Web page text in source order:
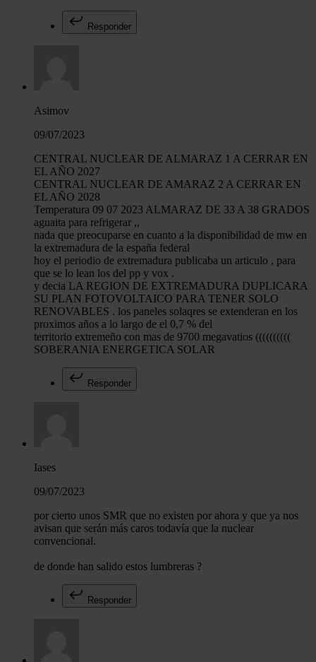
Responder
Asimov
09/07/2023
CENTRAL NUCLEAR DE ALMARAZ 1 A CERRAR EN
EL AÑO 2027
CENTRAL NUCLEAR DE AMARAZ 2 A CERRAR EN
EL AÑO 2028
Temperatura 09 07 2023 ALMARAZ DE 33 A 38 GRADOS
aguaita para refrigerar ,,
nada que preocuparse en cuanto a la disponibilidad de mw en
la extremadura de la españa federal
hoy el periodio de extremadura publicaba un articulo , para
que se lo lean los del pp y vox .
y decia LA REGION DE EXTREMADURA DUPLICARA
SU PLAN FOTOVOLTAICO PARA TENER SOLO
RENOVABLES . los paneles solaqres se extenderan en los
proximos años a lo largo de el 0,7 % del
territorio extremeño con mas de 9700 megavatios ((((((((((
SOBERANIA ENERGETICA SOLAR
Responder
Iases
09/07/2023
por cierto unos SMR que no existen por ahora y que ya nos
avisan que serán más caros todavía que la nuclear
convencional.
de donde han salido estos lumbreras ?
Responder